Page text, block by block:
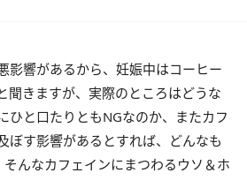
影響があるから、妊娠中はコーヒー
聞きますが、実際のところはどうな
と口たりともNGなのか、またカフ
ぼす影響があるとすれば、どんなも
んなカフェインにまつわるウソ＆ホ